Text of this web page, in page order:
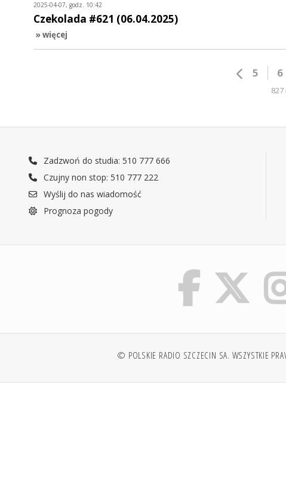
2025-04-07, godz. 10:42
Czekolada #621 (06.04.2025)
» więcej
5 6
Zadzwoń do studia: 510 777 666
Czujny non stop: 510 777 222
Wyślij do nas wiadomość
Prognoza pogody
© POLSKIE RADIO SZCZECIN SA. WSZYSTKIE